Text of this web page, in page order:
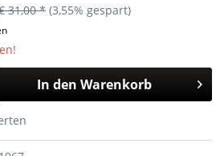
31,00 * (3,55% gespart)
In den Warenkorb